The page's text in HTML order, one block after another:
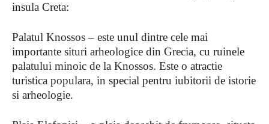
insula Creta:
Palatul Knossos – este unul dintre cele mai
importante situri arheologice din Grecia, cu ruinele
palatului minoic de la Knossos. Este o atractie
turistica populara, in special pentru iubitorii de istorie
si arheologie.